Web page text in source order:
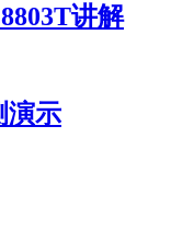
讲解
演示